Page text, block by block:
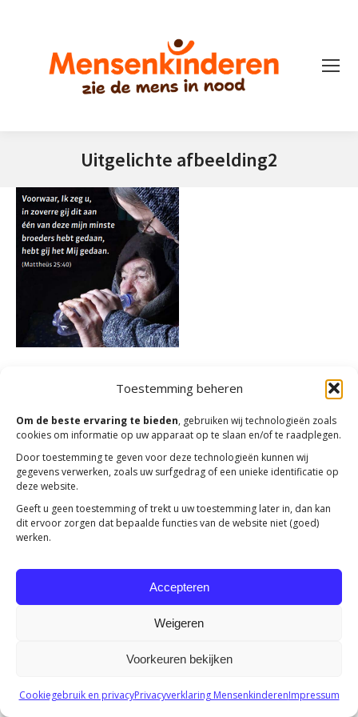
Toestemming beheren
Om de beste ervaring te bieden, gebruiken wij technologieën zoals
cookies om informatie op uw apparaat op te slaan en/of te raadplegen.
Door toestemming te geven voor deze technologieën kunnen wij
gegevens verwerken, zoals uw surfgedrag of een unieke identificatie op
deze website.
Geeft u geen toestemming of trekt u uw toestemming later in, dan kan
dit ervoor zorgen dat bepaalde functies van de website niet (goed)
werken.
Accepteren
Weigeren
Voorkeuren bekijken
Cookiegebruik en privacyPrivacyverklaring MensenkinderenImpressum
Uitgelichte afbeelding2